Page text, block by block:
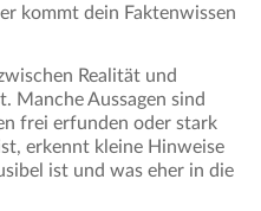
kommt dein Faktenwissen
Realität und
Manche Aussagen sind
frei erfunden oder stark
erkennt kleine Hinweise
ist und was eher in die